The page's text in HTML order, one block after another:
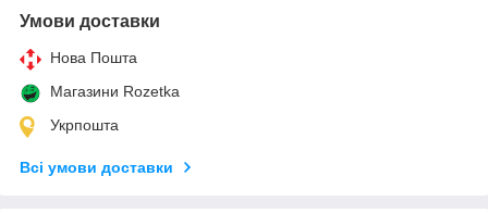
Умови доставки
Нова Пошта
Магазини Rozetka
Укрпошта
Всі умови доставки